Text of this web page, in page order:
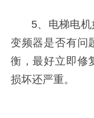
5、电梯电
变频器是否有问
衡，最好立即修
损坏还严重。